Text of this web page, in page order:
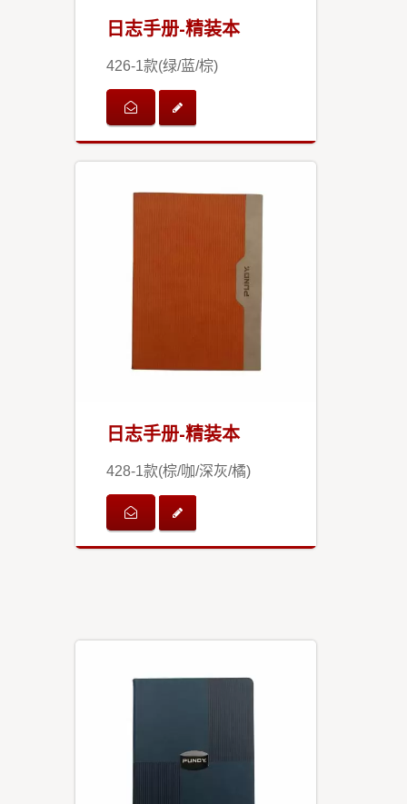
日志手册-精装本
426-1款(绿/蓝/棕)
日志手册-精装本
428-1款(棕/咖/深灰/橘)